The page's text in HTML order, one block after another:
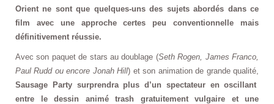
Orient ne sont que quelques-uns des sujets abordés dans ce
film avec une approche certes peu conventionnelle mais
définitivement réussie.
Avec son paquet de stars au doublage (Seth Rogen, James Franco,
Paul Rudd ou encore Jonah Hill) et son animation de grande qualité,
Sausage Party surprendra plus d’un spectateur en oscillant
entre le dessin animé trash gratuitement vulgaire et une